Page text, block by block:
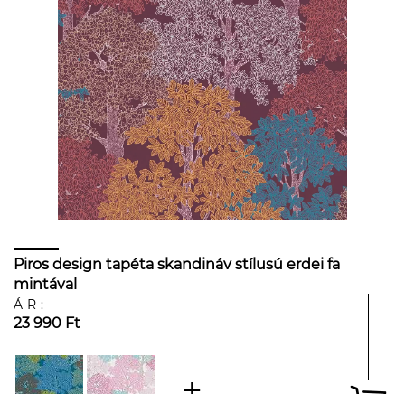
Piros design tapéta skandináv stílusú erdei fa
mintával
ÁR:
23 990 Ft